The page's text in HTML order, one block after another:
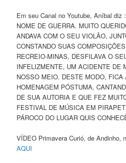
Em seu Canal no Youtube, Aníbal diz
NOME DE GUERRA. MUITO
ANDAVA COM O SEU VIOLÃO,
CONSTANDO SUAS
RECREIO-MINAS, DESFILAVA O
INFELIZMENTE, UM ACIDENTE DE
NOSSO MEIO. DESTE MODO, FICA
HOMENAGEM PÓSTUMA,
DE SUA AUTORIA E QUE FEZ
FESTIVAL DE MÚSICA EM
PÁROCO DO LUGAR QUIS
VÍDEO Primavera Curió, de Andinho,
AQUI